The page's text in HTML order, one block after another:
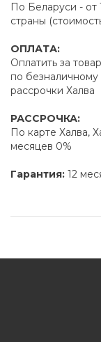
По Беларуси - от
страны
ОПЛАТА:
Оплатить за
по
рассрочки Халва
РАССРОЧКА:
По карте Халва,
месяцев 0%
Гарантия: 12